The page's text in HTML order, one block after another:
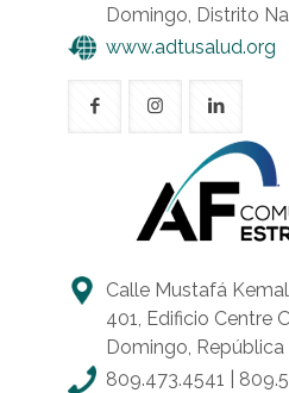
Domingo, Distrito
www.adtusalud.org
Calle Mustafá
401, Edificio Centre
Domingo,
809.473.4541